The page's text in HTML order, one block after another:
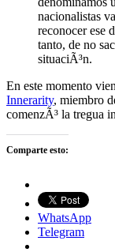
nacionalistas
reconocer ese
tanto, de no
situaciÃ³n.
En este momento
Innerarity, miembro
comenzÃ³ la tregua
Comparte esto:
WhatsApp
Telegram